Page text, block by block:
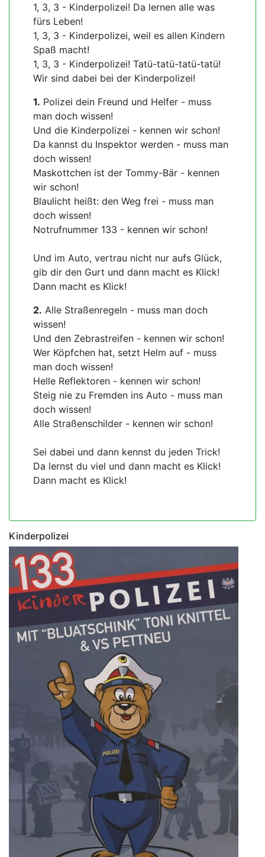
1, 3, 3 - Kinderpolizei! Da lernen alle was
fürs Leben!
1, 3, 3 - Kinderpolizei, weil es allen Kindern
Spaß macht!
1, 3, 3 - Kinderpolizei! Tatü-tatü-tatü-tatü!
Wir sind dabei bei der Kinderpolizei!
1. Polizei dein Freund und Helfer - muss
man doch wissen!
Und die Kinderpolizei - kennen wir schon!
Da kannst du Inspektor werden - muss man
doch wissen!
Maskottchen ist der Tommy-Bär - kennen
wir schon!
Blaulicht heißt: den Weg frei - muss man
doch wissen!
Notrufnummer 133 - kennen wir schon!
Und im Auto, vertrau nicht nur aufs Glück,
gib dir den Gurt und dann macht es Klick!
Dann macht es Klick!
2. Alle Straßenregeln - muss man doch
wissen!
Und den Zebrastreifen - kennen wir schon!
Wer Köpfchen hat, setzt Helm auf - muss
man doch wissen!
Helle Reflektoren - kennen wir schon!
Steig nie zu Fremden ins Auto - muss man
doch wissen!
Alle Straßenschilder - kennen wir schon!
Sei dabei und dann kennst du jeden Trick!
Da lernst du viel und dann macht es Klick!
Dann macht es Klick!
Kinderpolizei